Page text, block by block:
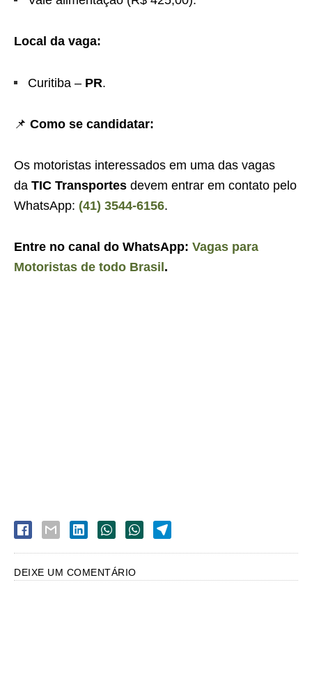
Local da vaga:
Curitiba – PR.
📌 Como se candidatar:
Os motoristas interessados em uma das vagas
da TIC Transportes devem entrar em contato pelo
WhatsApp: (41) 3544-6156.
Entre no canal do WhatsApp: Vagas para
Motoristas de todo Brasil .
DEIXE UM COMENTÁRIO